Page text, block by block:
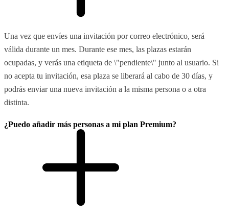
Una vez que envíes una invitación por correo electrónico, será
válida durante un mes. Durante ese mes, las plazas estarán
ocupadas, y verás una etiqueta de \"pendiente\" junto al usuario. Si
no acepta tu invitación, esa plaza se liberará al cabo de 30 días, y
podrás enviar una nueva invitación a la misma persona o a otra
distinta.
¿Puedo añadir más personas a mi plan Premium?